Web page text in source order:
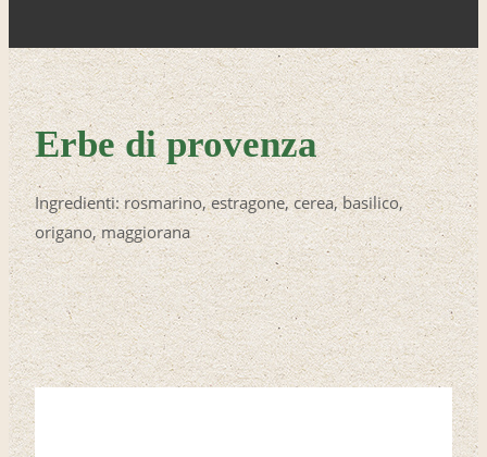
Erbe di provenza
Ingredienti: rosmarino, estragone, cerea, basilico,
origano, maggiorana